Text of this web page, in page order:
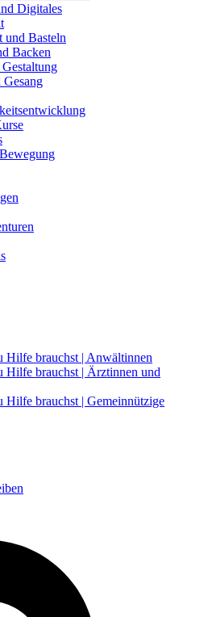
Digitales
und Basteln
Backen
Hilfe brauchst | Anwältinnen
Hilfe brauchst | Ärztinnen und
Hilfe brauchst | Gemeinnützige